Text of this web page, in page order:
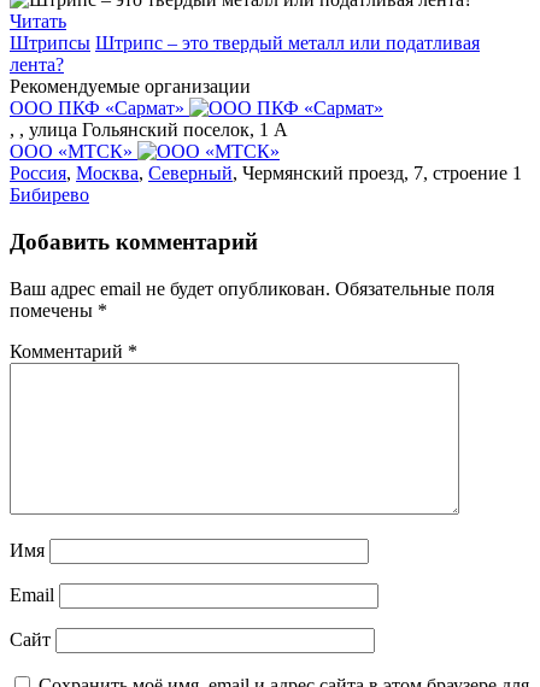
Читать
Штрипсы Штрипс – это твердый металл или податливая
лента?
Рекомендуемые организации
ООО ПКФ «Сармат»
, , улица Гольянский поселок, 1 А
ООО «МТСК»
Россия, Москва, Северный, Чермянский проезд, 7, строение 1
Бибирево
Добавить комментарий
Ваш адрес email не будет опубликован. Обязательные поля
помечены *
Комментарий *
Имя
Email
Сайт